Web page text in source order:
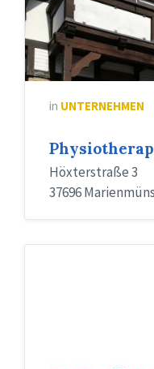
in UNTERNEHMEN
Höxterstraße 3
37696